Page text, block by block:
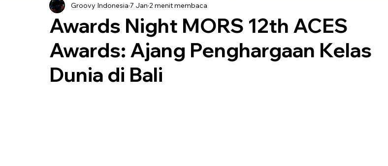
Seminar & Conference BALI bali
Awards Night MORS 12th ACES
Awards: Ajang Penghargaan Kelas
Dunia di Bali
Groovy Indonesia 7 Jan 2 menit membaca